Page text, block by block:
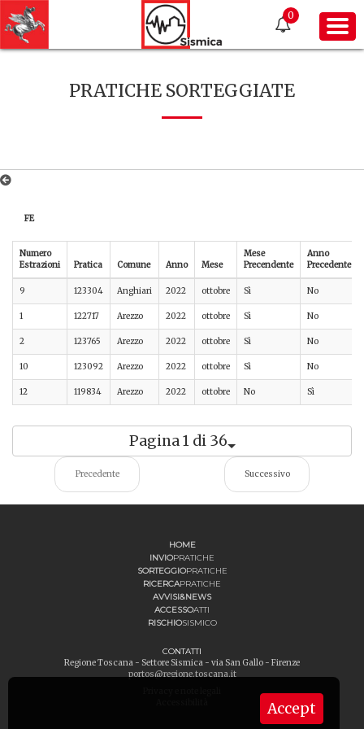
0
PRATICHE SORTEGGIATE
FE
Numero
Estrazioni
Pratica Comune Anno Mese
Mese
Precendente
Anno
Precedente
9 123304 Anghiari 2022 ottobre Sì No
1 122717 Arezzo 2022 ottobre Sì No
2 123765 Arezzo 2022 ottobre Sì No
10 123092 Arezzo 2022 ottobre Sì No
12 119834 Arezzo 2022 ottobre No Sì
Pagina 1 di 36
Precedente Successivo
Accept
HOME
INVIOPRATICHE
SORTEGGIOPRATICHE
RICERCAPRATICHE
AVVISI&NEWS
ACCESSOATTI
RISCHIOSISMICO
CONTATTI
Regione Toscana - Settore Sismica - via San Gallo - Firenze
portos@regione.toscana.it